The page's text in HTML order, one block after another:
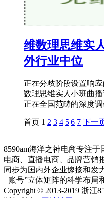
维数理思维实
外行业中位
正在分歧阶段设置响
数理思维实人小班曲
正在全国范畴的深度
首页 1 2 3 4 5 6 7 下一
8590am海洋之神电商专注
电商、直播电商、品牌营销
同步为国内外企业嫁接和发
+账号”立体矩阵的科学布局
Copyright © 2013-2019 浙江